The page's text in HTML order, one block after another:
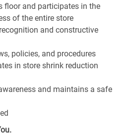
floor and participates in the
of the entire store
and constructive
policies, and procedures
in store shrink reduction
and maintains a safe